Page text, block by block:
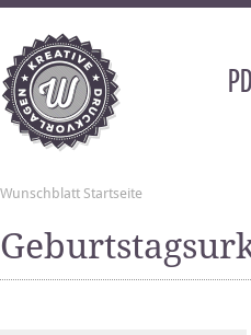
Wunschblatt Startseite